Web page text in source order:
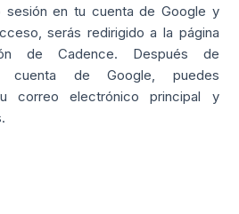
sesión en tu cuenta de Google y
serás redirigido a la página
de Cadence. Después de
cuenta de Google, puedes
correo electrónico principal y